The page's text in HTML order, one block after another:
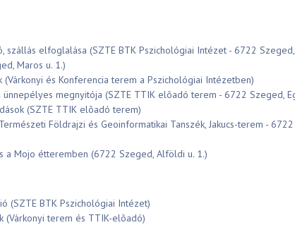
szállás elfoglalása (SZTE BTK Pszichológiai Intézet - 6722 Szeged,
Maros u. 1.)
(Várkonyi és Konferencia terem a Pszichológiai Intézetben)
megnyitója (SZTE TTIK elõadó terem - 6722 Szeged,
(SZTE TTIK elõadó terem)
Földrajzi és Geoinformatikai Tanszék, Jakucs-terem -
a Mojo étteremben (6722 Szeged, Alföldi u. 1.)
(SZTE BTK Pszichológiai Intézet)
(Várkonyi terem és TTIK-elõadó)